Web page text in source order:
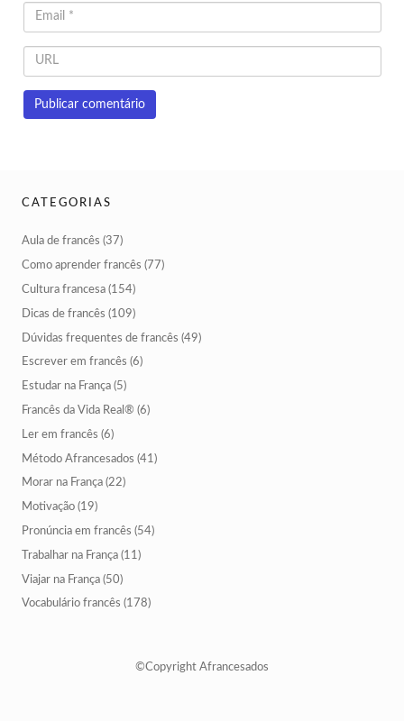
CATEGORIAS
Aula de francês (37)
Como aprender francês (77)
Cultura francesa (154)
Dicas de francês (109)
Dúvidas frequentes de francês (49)
Escrever em francês (6)
Estudar na França (5)
Francês da Vida Real® (6)
Ler em francês (6)
Método Afrancesados (41)
Morar na França (22)
Motivação (19)
Pronúncia em francês (54)
Trabalhar na França (11)
Viajar na França (50)
Vocabulário francês (178)
©Copyright Afrancesados